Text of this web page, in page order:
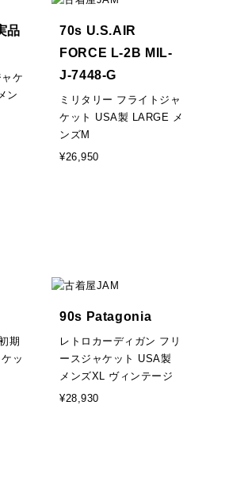
品
ケ
ン
70s U.S.AIR
FORCE L-2B MIL-
J-7448-G
ミリタリー フライトジャ
ケット USA製 LARGE メ
ンズM
¥26,950
期
ッ
90s Patagonia
レトロカーディガン フリ
ースジャケット USA製
メンズXL ヴィンテージ
¥28,930